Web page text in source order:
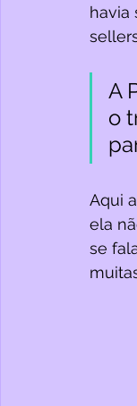
havia
A
o
Aqui
ela
se